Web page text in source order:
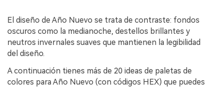
El diseño de Año Nuevo se trata de contraste: fondos
oscuros como la medianoche, destellos brillantes y
neutros invernales suaves que mantienen la legibilidad
del diseño.
A continuación tienes más de 20 ideas de paletas de
colores para Año Nuevo (con códigos HEX) que puedes